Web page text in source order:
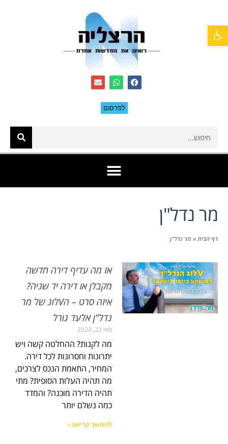
לפרסום
מר נדל"ן
דף הבית» מר נדל"ן
אז מה עדיף דירה חדשה
מקבלן או דירה יד שניה?
איזה סרט – הVלוג של מר
נדל"ן אלעד גורל
מאי 22, 2023
מה לקנות? ההחלטה קשה ויש
יתרונות וחסרונות לכל דירה.
המחיר, התאמת הנכס לצרכים,
מה תהיה העלות הסופית? מתי
תהיה הדירה מוכנה? והמדד
כמה נשלם יותר
להמשך קריאה »
פתח סרגל נגישות